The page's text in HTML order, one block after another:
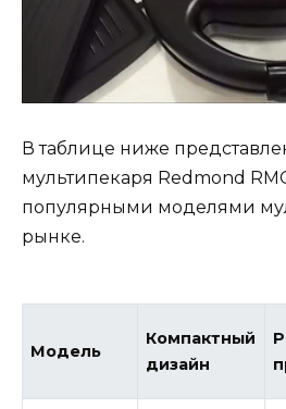
В таблице ниже
мультипекаря Redmond
популярными моделями
рынке.
Модель
Компактный
дизайн